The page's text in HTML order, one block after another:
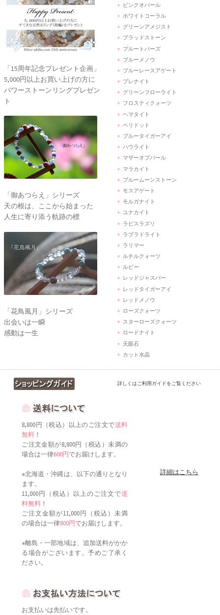
「15周年記念プレゼント企画」
5,000円以上お買い上げの方に
パワーストーンリングプレゼン
ト
「御あつらえ」シリーズ
天の根は、ここから始まった
人生に寄り添う軌跡の標
「花鳥風月」シリーズ
出会いは一瞬
感動は一生
ピンクオパール
ホワイトコーラル
グリーンアメジスト
ブラッドストーン
ブルートパーズ
ブルーメノウ
ブルーレースアゲート
プレナイト
グリーンフローライト
フロスティクォーツ
ヘマタイト
ペリドット
ブルータイガーアイ
ハウライト
マザーオブパール
マラカイト
ブルームーンストーン
モスアゲート
モルガナイト
ユナカイト
ラピスラズリ
ラブラドライト
ラリマー
ルチルクォーツ
ルビー
レッドジャスパー
レッドタイガーアイ
レッドメノウ
ローズクォーツ
スターローズクォーツ
ロードナイト
天眼石
カット水晶
詳しくはご利用ガイドをご覧ください
8,800円（税込）以上のご注文で送料
無料 ！
ご注文金額が8,800円（税込）未満の
場合は一律600円でお届けします。
※北海道・沖縄は、以下の通りとなり
ます。
11,000円（税込）以上のご注文で送
料無料 ！
ご注文金額が11,000円（税込）未満
の場合は一律800円でお届けします。
※離島・一部地域は、追加送料がかか
る場合がございます。予めご了承く
ださい。
詳細はこちら
お支払いは先払いです。